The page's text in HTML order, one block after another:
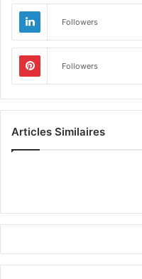
Followers
Followers
Articles Similaires